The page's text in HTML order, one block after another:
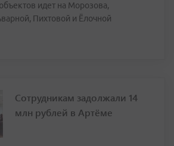
идет на Морозова,
Пихтовой и Ёлочной
Сотрудникам задолжали 14
млн рублей в Артёме